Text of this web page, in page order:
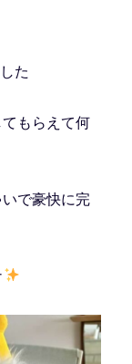
た
もらえて何
で豪快に完